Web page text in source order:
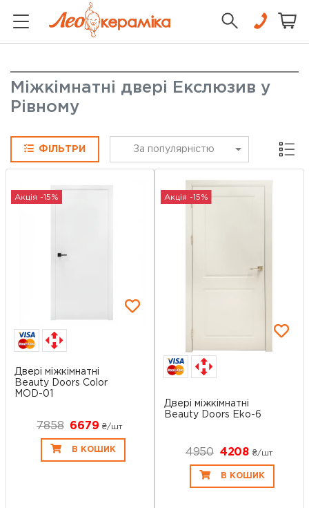
Міжкімнатні двері Екслюзив у
Рівному
ФІЛЬТРИ За популярністю Сітка
Акція -15%
Двері міжкімнатні
Beauty Doors Color
MOD-01
7858 6679₴/шт
В КОШИК
Акція -15%
Двері міжкімнатні
Beauty Doors Eko-6
4950 4208 ₴/шт
В КОШИК